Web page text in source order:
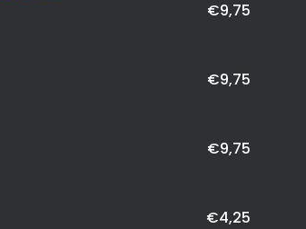
€9,75
€9,75
€9,75
€4,25